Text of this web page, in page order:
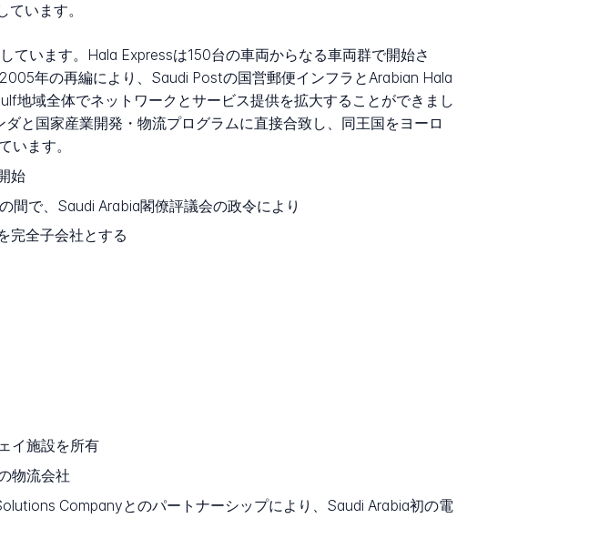
います。
ています。Hala Expressは150台の車両からなる車両群で開始さ
年の再編により、Saudi Postの国営郵便インフラとArabian Hala
地域全体でネットワークとサービス提供を拡大することができまし
と国家産業開発・物流プログラムに直接合致し、同王国をヨーロ
います。
始
間で、Saudi Arabia閣僚評議会の政令により
完全子会社とする
イ施設を所有
物流会社
Companyとのパートナーシップにより、Saudi Arabia初の電